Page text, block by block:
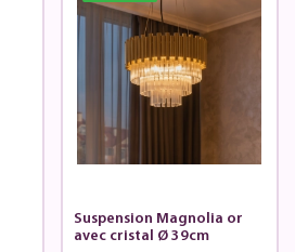
Suspension Magnolia or
avec cristal Ø 39cm